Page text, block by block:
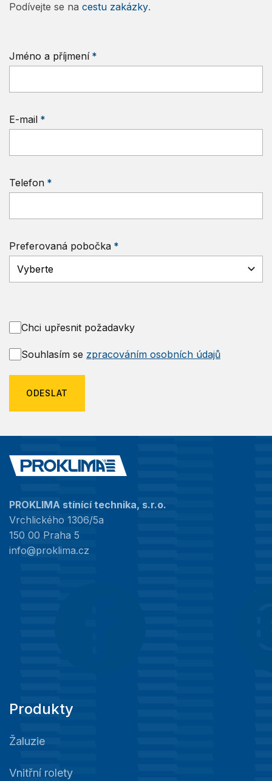
Podívejte se na cestu zakázky.
Jméno a příjmení
E-mail
Telefon
Preferovaná pobočka
Chci upřesnit požadavky
Souhlasím se zpracováním osobních údajů
ODESLAT
PROKLIMA stínící technika, s.r.o.
Vrchlického 1306/5a
150 00 Praha 5
info@proklima.cz
Produkty
Žaluzie
Vnitřní rolety